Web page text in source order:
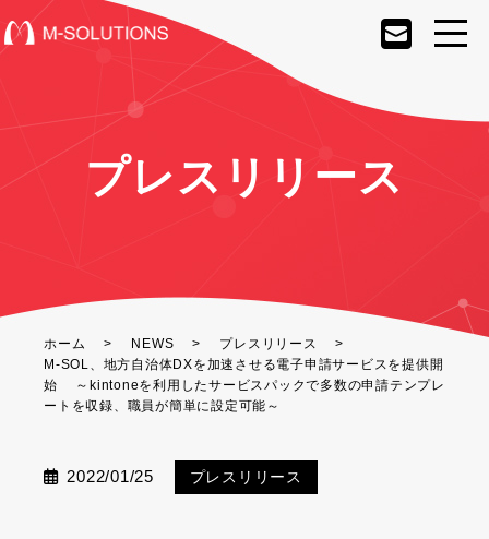
プレスリリース
ホーム NEWS
プレスリリース
M-SOL、地方自治体DXを加速させる電子申請サービスを提供開
始 ～kintoneを利用したサービスパックで多数の申請テンプレ
ートを収録、職員が簡単に設定可能～
2022/01/25 プレスリリース